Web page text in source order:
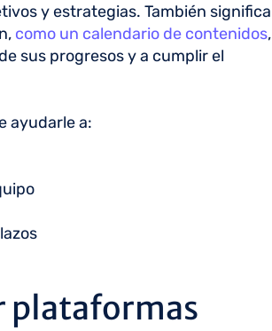
y estrategias. También significa
como un calendario de contenidos,
sus progresos y a cumplir el
ayudarle a:
plataformas